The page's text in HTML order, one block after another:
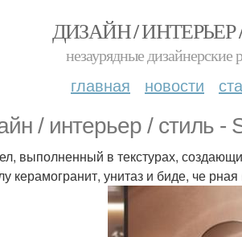
ДИЗАЙН / ИНТЕРЬЕР
незаурядные дизайнерские
главная новости
/ интерьер / стиль -
выполненный в текстурах,
керамогранит, унитаз и биде, че